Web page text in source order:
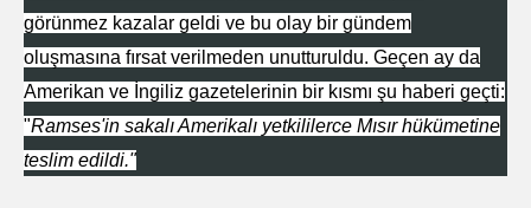
görünmez kazalar geldi ve bu olay bir gündem
oluşmasına fırsat verilmeden unutturuldu. Geçen ay da
Amerikan ve İngiliz gazetelerinin bir kısmı şu haberi geçti:
"Ramses'in sakalı Amerikalı yetkililerce Mısır hükümetine
teslim edildi."